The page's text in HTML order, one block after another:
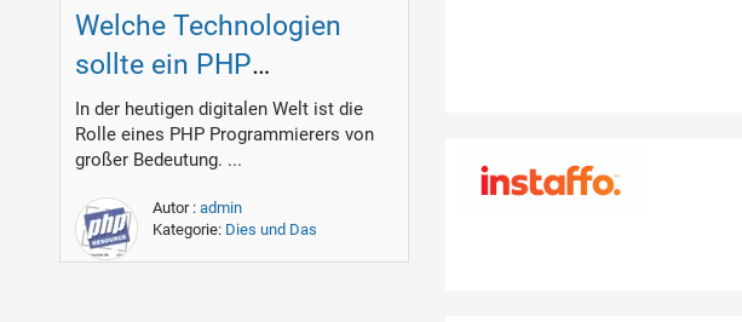
Welche Technologien
sollte ein PHP
Programmierer
beherrschen?
In der heutigen digitalen Welt ist die
Rolle eines PHP Programmierers von
großer Bedeutung. ...
Autor : admin
Kategorie: Dies und Das